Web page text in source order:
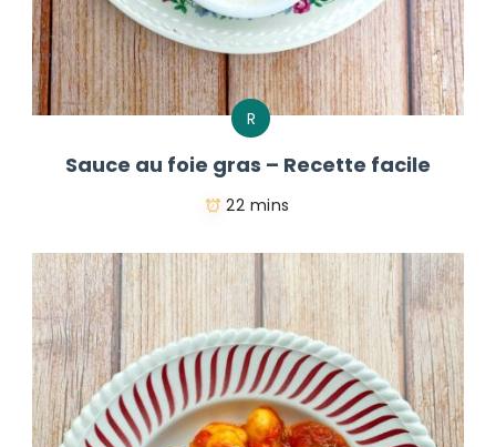
R
Sauce au foie gras – Recette facile
22 mins